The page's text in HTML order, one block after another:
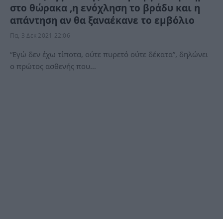
στο θώρακα ,η ενόχληση το βράδυ και η
απάντηση αν θα ξαναέκανε το εμβόλιο
Πα, 3 Δεκ 2021 22:06
“Εγώ δεν έχω τίποτα, ούτε πυρετό ούτε δέκατα”, δηλώνει
ο πρώτος ασθενής που…